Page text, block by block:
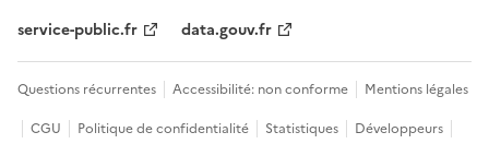
service-public.fr
data.gouv.fr
Questions récurrentes Accessibilité: non conforme
Mentions légales
CGU
Politique de confidentialité Statistiques
Développeurs